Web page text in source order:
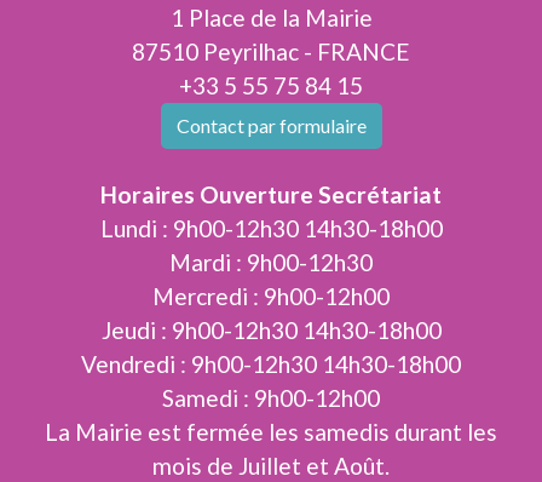
1 Place de la Mairie
87510 Peyrilhac - FRANCE
+33 5 55 75 84 15
Contact par formulaire
Horaires Ouverture Secrétariat
Lundi : 9h00-12h30 14h30-18h00
Mardi : 9h00-12h30
Mercredi : 9h00-12h00
Jeudi : 9h00-12h30 14h30-18h00
Vendredi : 9h00-12h30 14h30-18h00
Samedi : 9h00-12h00
La Mairie est fermée les samedis durant les
mois de Juillet et Août.